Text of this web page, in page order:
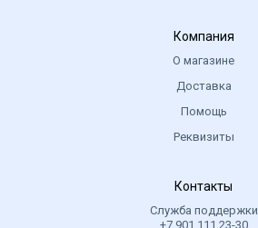
Компания
О магазине
Доставка
Помощь
Реквизиты
Контакты
Служба поддержки
+7 901 111 23-30